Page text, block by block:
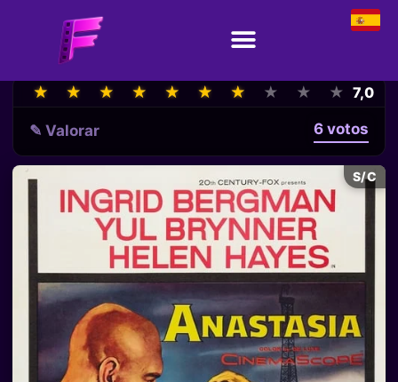
★
★ ★
★ ★
★ ★
★ ★
★ ★
★ ★
★ ★
★ ★
★ ★
★ 7,0
✎ Valorar 6 votos
S/C